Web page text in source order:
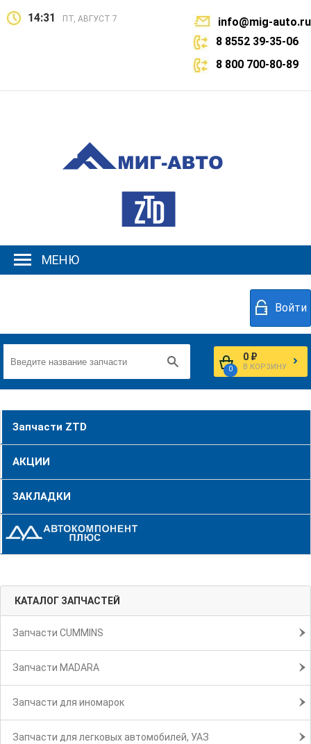
14:31 ПТ, АВГУСТ 7
info@mig-auto.ru
8 8552 39-35-06
8 800 700-80-89
МЕНЮ
Войти
0
0 ₽
В КОРЗИНУ
Запчасти ZTD
АКЦИИ
ЗАКЛАДКИ
КАТАЛОГ ЗАПЧАСТЕЙ
Запчасти CUMMINS
Запчасти MADARA
Запчасти для иномарок
Запчасти для легковых автомобилей, УАЗ